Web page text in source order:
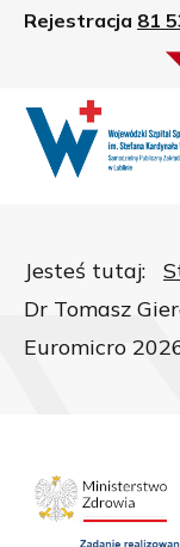
Rejestracja 81
Jesteś tutaj:
Dr Tomasz
Euromicro